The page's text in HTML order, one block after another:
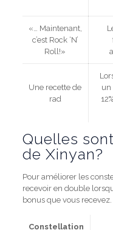
«… Maintenant,
c’est Rock ‘N’
Roll!»
Une recette de
rad
un
Quelles
de Xinyan?
Pour améliorer les
recevoir en double
bonus que vous recevez.
Constellation